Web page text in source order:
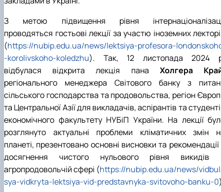
З метою підвищення рівня
проводяться гостьові лекції за участю іноземних
(https://nubip.edu.ua/news/lektsiya-profesora-
-korolivskoho-koledzhu). Так, 12 листопада 2024
відбулася відкрита лекція пана Холгера
регіонального менеджера Світового банку з
сільського господарства та продовольства, регіон
та Центральної Азії для викладачів, аспірантів та
економічного факультету НУБіП України. На лекції
розглянуто актуальні проблеми кліматичних змін
планеті, презентовано основні висновки та рекомендації
досягнення чистого нульового рівня викидів
агропродовольчій сфері (https://nubip.edu.ua/news/
sya-vidkryta-lektsiya-vid-predstavnyka-svitovoho-banku-0